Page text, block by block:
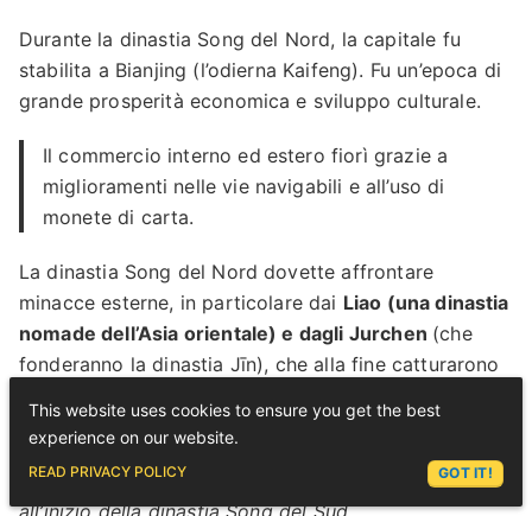
Durante la dinastia Song del Nord, la capitale fu
stabilita a Bianjing (l’odierna Kaifeng). Fu un’epoca di
grande prosperità economica e sviluppo culturale.
Il commercio interno ed estero fiorì grazie a
miglioramenti nelle vie navigabili e all’uso di
monete di carta.
La dinastia Song del Nord dovette affrontare
minacce esterne, in particolare dai Liao (una dinastia
nomade dell’Asia orientale) e dagli Jurchen (che
fonderanno la dinastia Jīn), che alla fine catturarono
dinastia Song del Nord e
all’inizio della dinastia Song del Sud.
This website uses cookies to ensure you get the best
experience on our website.
READ PRIVACY POLICY GOT IT!
ASK LEX